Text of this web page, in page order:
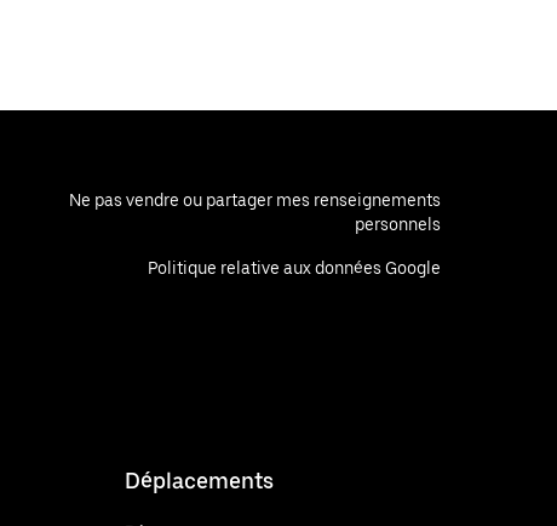
Ne pas vendre ou partager mes renseignements
personnels
Politique relative aux données Google
Déplacements